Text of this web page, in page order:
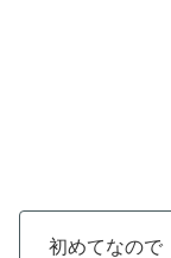
初めてなので